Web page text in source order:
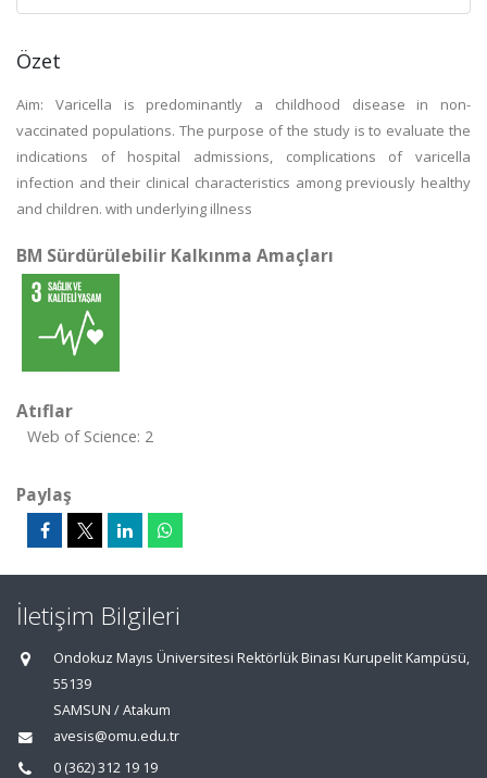
Özet
Aim: Varicella is predominantly a childhood disease in non-
vaccinated populations. The purpose of the study is to evaluate the
indications of hospital admissions, complications of varicella
infection and their clinical characteristics among previously healthy
and children. with underlying illness
BM Sürdürülebilir Kalkınma Amaçları
Atıflar
Web of Science: 2
Paylaş
İletişim Bilgileri
Ondokuz Mayıs Üniversitesi Rektörlük Binası Kurupelit Kampüsü,
55139
SAMSUN / Atakum
avesis@omu.edu.tr
0 (362) 312 19 19